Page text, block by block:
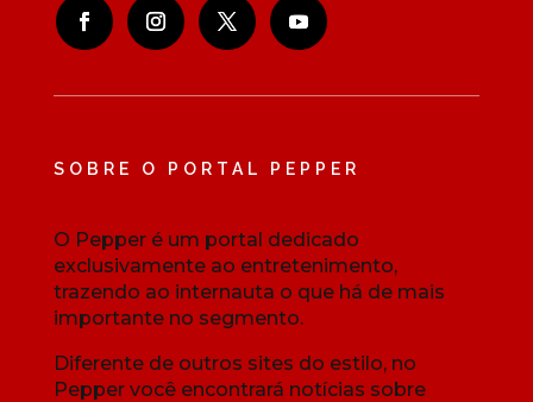
SOBRE O PORTAL PEPPER
O Pepper é um portal dedicado
exclusivamente ao entretenimento,
trazendo ao internauta o que há de mais
importante no segmento.
Diferente de outros sites do estilo, no
Pepper você encontrará notícias sobre